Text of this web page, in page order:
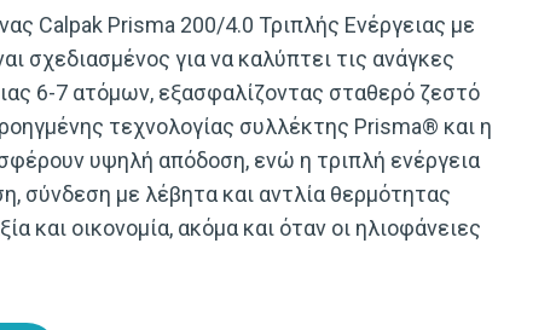
Calpak Prisma 200/4.0 Τριπλής Ενέργειας με
σχεδιασμένος για να καλύπτει τις ανάγκες
6-7 ατόμων, εξασφαλίζοντας σταθερό ζεστό
τεχνολογίας συλλέκτης Prisma® και η
υψηλή απόδοση, ενώ η τριπλή ενέργεια
σύνδεση με λέβητα και αντλία θερμότητας
και οικονομία, ακόμα και όταν οι ηλιοφάνειες